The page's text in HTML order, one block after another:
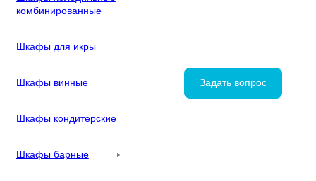
комбинированные
Шкафы для икры
Шкафы винные
Шкафы кондитерские
Шкафы барные
Задать вопрос